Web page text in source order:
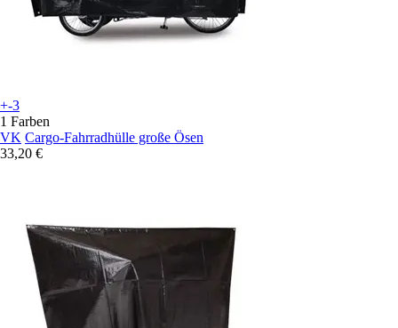
+-3
1 Farben
VK Cargo-Fahrradhülle große Ösen
33,20 €